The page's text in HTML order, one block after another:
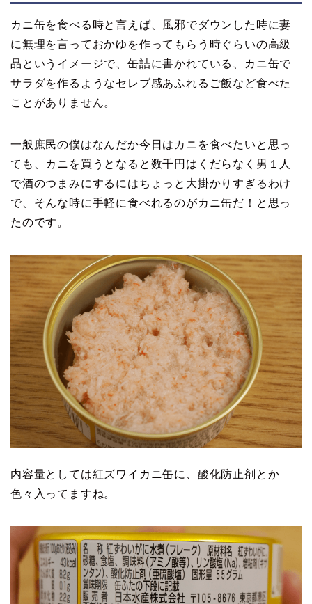
カニ缶を食べる時と言えば、風邪でダウンした時に妻
に無理を言っておかゆを作ってもらう時ぐらいの高級
品というイメージで、缶詰に書かれている、カニ缶で
サラダを作るようなセレブ感あふれるご飯など食べた
ことがありません。
一般庶民の僕はなんだか今日はカニを食べたいと思っ
ても、カニを買うとなると数千円はくだらなく男１人
で酒のつまみにするにはちょっと大掛かりすぎるわけ
で、そんな時に手軽に食べれるのがカニ缶だ！と思っ
たのです。
内容量としては紅ズワイカニ缶に、酸化防止剤とか
色々入ってますね。